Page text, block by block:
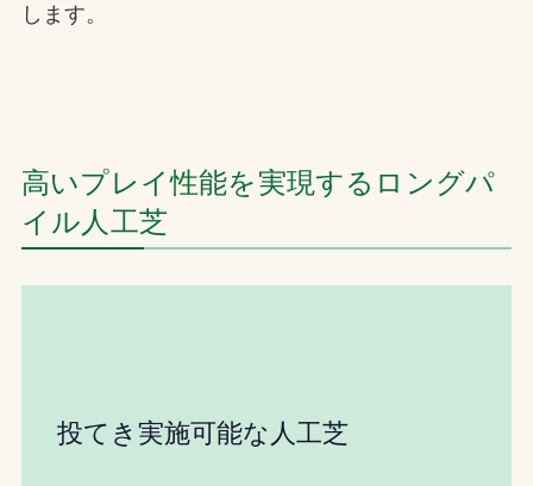
します。
高いプレイ性能を実現するロングパ
イル人工芝
投てき実施可能な人工芝